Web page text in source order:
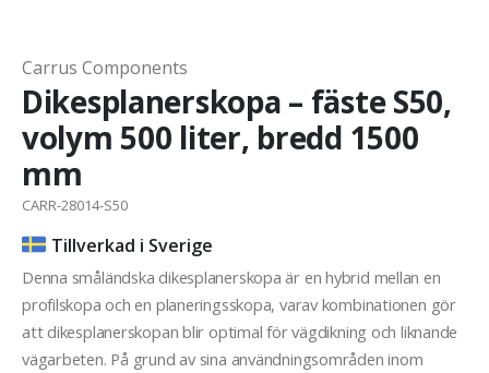
Carrus Components
Dikesplanerskopa – fäste S50,
volym 500 liter, bredd 1500
mm
CARR-28014-S50
Tillverkad i Sverige
Denna småländska dikesplanerskopa är en hybrid mellan en
profilskopa och en planeringsskopa, varav kombinationen gör
att dikesplanerskopan blir optimal för vägdikning och liknande
vägarbeten. På grund av sina användningsområden inom